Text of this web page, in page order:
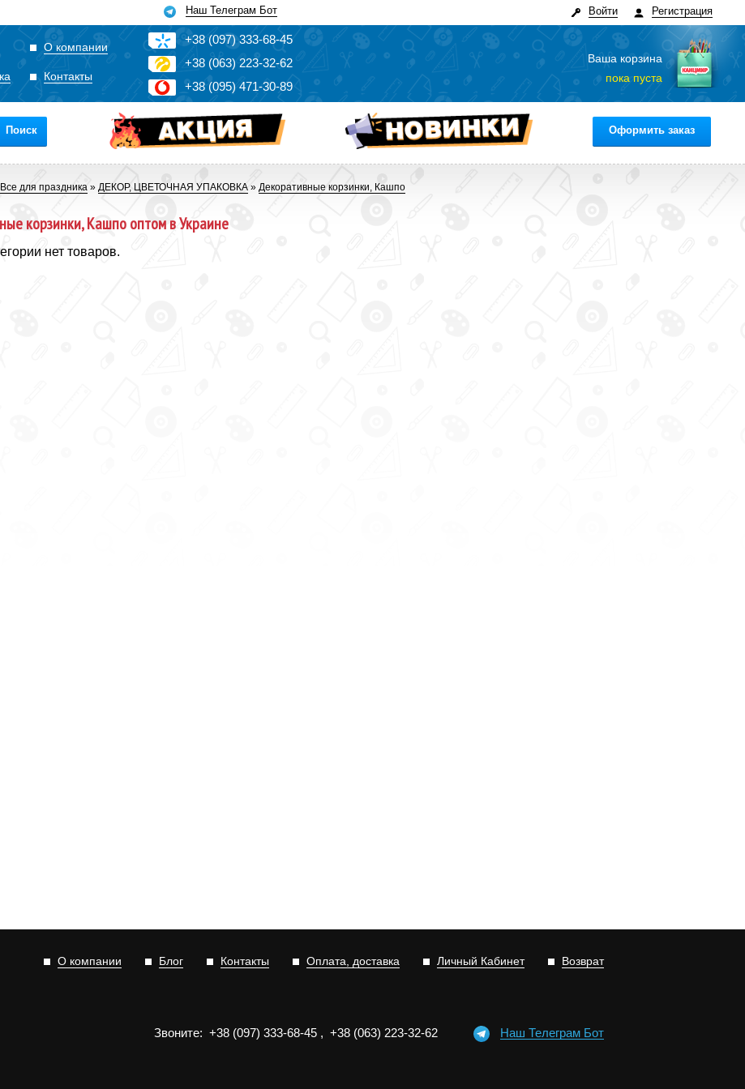
Наш Телеграм Бот Регистрация
Войти
О компании
Контакты
+38 (097)333-68-45
+38 (063) 223-32-62
+38 (095) 471-30-89
Ваша корзина
пока пуста
Поиск Оформить заказ
Все для праздника » ДЕКОР, ЦВЕТОЧНАЯ УПАКОВКА » Декоративные корзинки, Кашпо
корзинки, Кашпо оптом в Украине
нет товаров.
Возврат
Личный Кабинет
Оплата, доставка
Контакты
Блог
О компании
Звоните: +38 (097) 333-68-45 , +38 (063) 223-32-62 Наш Телеграм Бот